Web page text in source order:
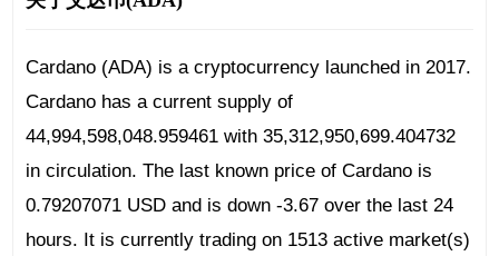
Cardano (ADA) is a cryptocurrency launched in 2017.
Cardano has a current supply of
44,994,598,048.959461 with 35,312,950,699.404732
in circulation. The last known price of Cardano is
0.79207071 USD and is down -3.67 over the last 24
hours. It is currently trading on 1513 active market(s)